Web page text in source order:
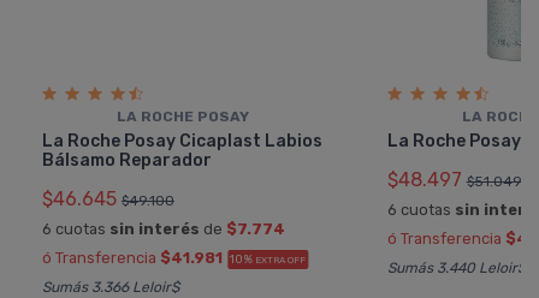
LA ROCHE POSAY
La Roche Posay Cicaplast Labios
Bálsamo Reparador
$46.645 $49.100
6 cuotas sin interés de $7.774
ó Transferencia $41.981 10% EXTRA OFF
Sumás 3.366 Leloir$
LA
La Roche Posay
$48.497 $51.049
6 cuotas sin
ó Transferencia
Sumás 3.440 Leloir$